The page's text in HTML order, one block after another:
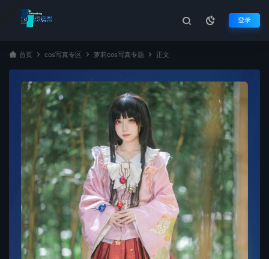
登录
首页 cos写真专区 萝莉cos写真专题 正文